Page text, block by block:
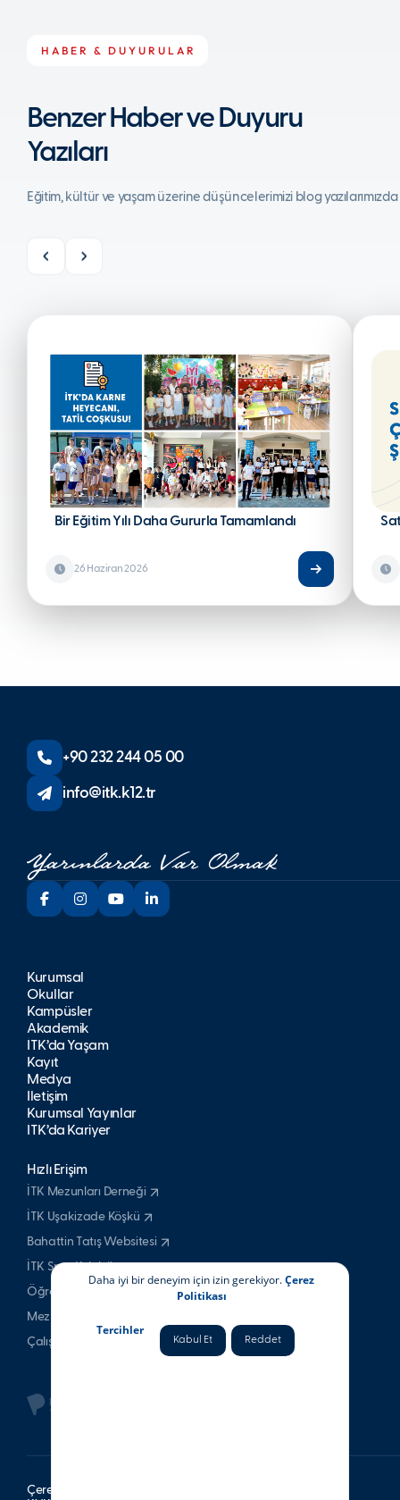
HABER & DUYURULAR
Benzer Haber ve Duyuru
Yazıları
Eğitim, kültür ve yaşam üzerine düşüncelerimizi blog
Bir Eğitim Yılı Daha Gururla Tamamlandı
26 Haziran 2026
+90 232 244 05 00
info@itk.k12.tr
Kurumsal
Okullar
Kampüsler
Akademik
İTK’da Yaşam
Kayıt
Medya
İletişim
Kurumsal Yayınlar
İTK’da Kariyer
Hızlı Erişim
İTK Mezunları Derneği
İTK Uşakizade Köşkü
Bahattin Tatış Websitesi
İTK Spor Kulubü
Öğrenci & Veli
Mezun
Çalışan
Çerez Politikası
Daha iyi bir deneyim için izin gerekiyor.Çerez
Politikası
Tercihler
Kabul Et Reddet